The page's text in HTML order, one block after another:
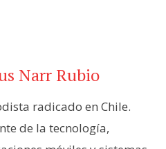
Narr Rubio
radicado en Chile.
de la tecnología,